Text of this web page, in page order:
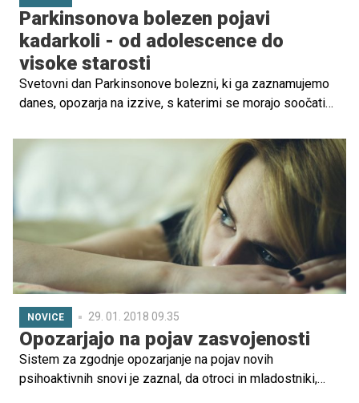
Parkinsonova bolezen pojavi
kadarkoli - od adolescence do
visoke starosti
Svetovni dan Parkinsonove bolezni, ki ga zaznamujemo
danes, opozarja na izzive, s katerimi se morajo soočati
Bolniki namreč potrebujejo vedno več pomoči za običajne
vsakodnevne aktivnosti. Na svetu je okoli deset milijonov
ljudi s Parkinsonovo boleznijo, v Sloveniji pa okoli 7000.
NOVICE 29. 01. 2018 09.35
Opozarjajo na pojav zasvojenosti
Sistem za zgodnje opozarjanje na pojav novih
psihoaktivnih snovi je zaznal, da otroci in mladostniki,